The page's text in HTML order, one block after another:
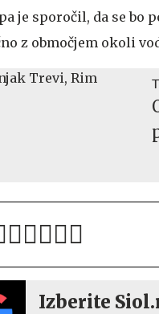
je sporočil, da se bo
z območjem okoli
Izberite